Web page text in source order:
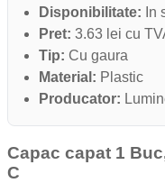
Disponibilitate: In
Pret: 3.63 lei cu
Tip: Cu gaura
Material: Plastic
Producator:
Capac capat 1
C